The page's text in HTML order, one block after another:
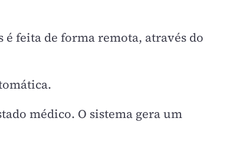
feita de forma remota, através do
médico. O sistema gera um